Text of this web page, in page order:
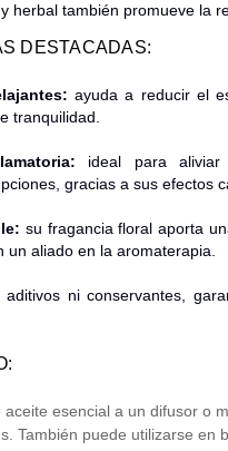
herbal también promueve la
DESTACADAS:
ayuda a reducir el
tranquilidad.
ideal para
gracias a sus efectos
su fragancia floral aporta
un aliado en la aromaterapia.
aditivos ni conservantes,
esencial a un difusor o
También puede utilizarse en